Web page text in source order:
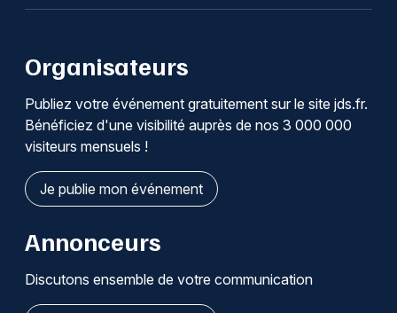
Organisateurs
Publiez votre événement gratuitement sur le site jds.fr.
Bénéficiez d'une visibilité auprès de nos 3 000 000
visiteurs mensuels !
Je publie mon événement
Annonceurs
Discutons ensemble de votre communication